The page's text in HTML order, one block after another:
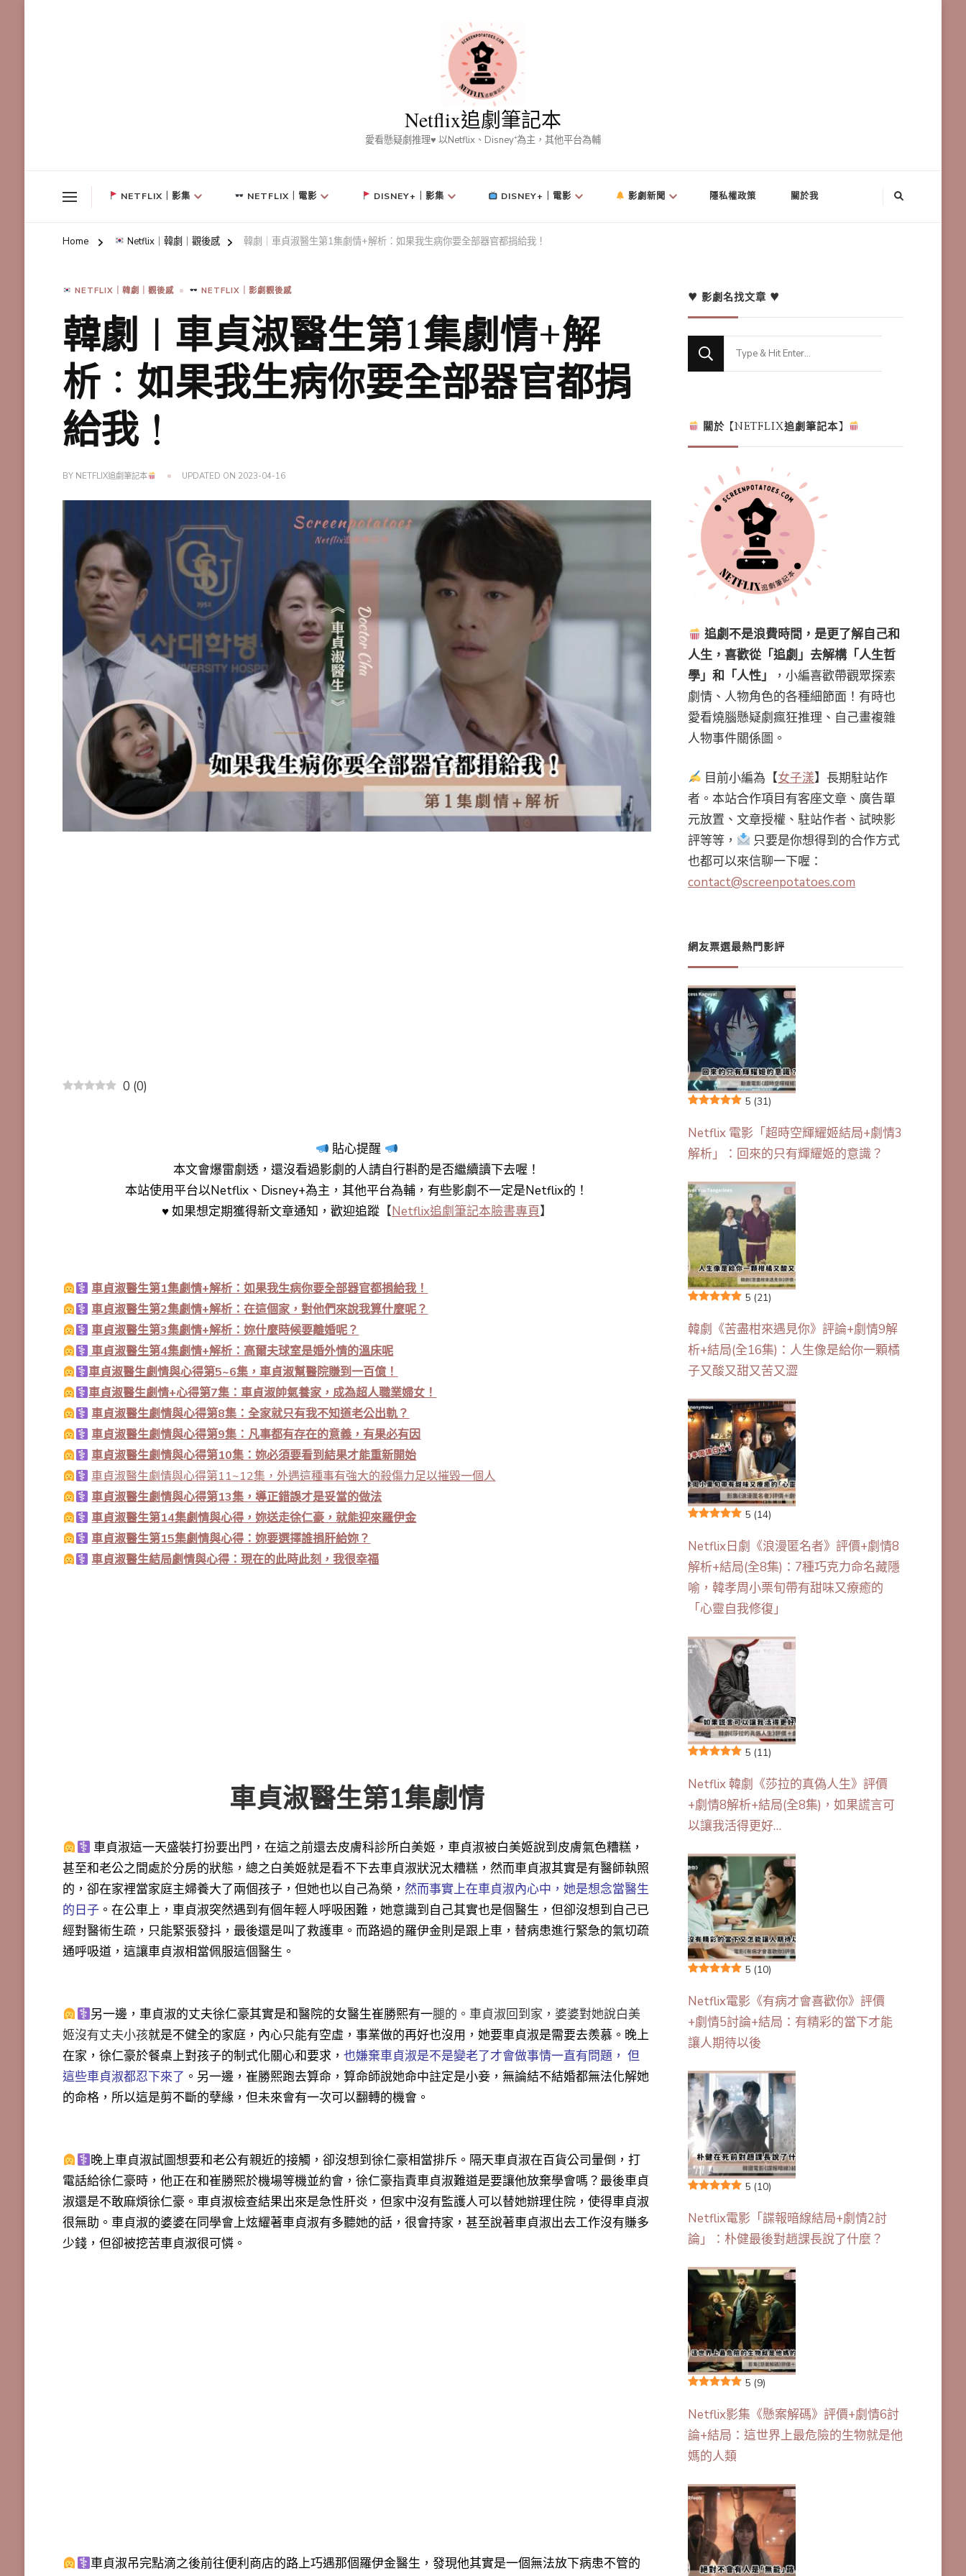
Netflix追劇筆記本
愛看懸疑劇推理♥ 以Netflix、Disney⁺為主，其他平台為輔
NETFLIX｜影集 NETFLIX｜電影 DISNEY+｜影集 DISNEY+｜電影 影劇新聞 隱私權政策 關於我
Home Netflix｜韓劇｜觀後感 韓劇｜車貞淑醫生第1集劇情+解析：如果我生病你要全部器官都捐給我！
NETFLIX｜韓劇｜觀後感 NETFLIX｜影劇觀後感
韓劇｜車貞淑醫生第1集劇情+解
析：如果我生病你要全部器官都捐
給我！
BY NETFLIX追劇筆記本 UPDATED ON 2023-04-16
0 (0)
貼心提醒
本文會爆雷劇透 ，還沒看過影劇的人請自行斟酌是否繼續讀下去喔！
本站使用平台以Netflix、Disney+為主，其他平台為輔，有些影劇不一定是Netflix的！
♥ 如果想定期獲得新文章通知，歡迎追蹤【Netflix追劇筆記本臉書專頁】
車貞淑醫生第1集劇情+解析：如果我生病你要全部器官都捐給我！
車貞淑醫生第2集劇情+解析：在這個家，對他們來說我算什麼呢？
車貞淑醫生第3集劇情+解析：妳什麼時候要離婚呢？
車貞淑醫生第4集劇情+解析：高爾夫球室是婚外情的溫床呢
車貞淑醫生劇情與心得第5~6集，車貞淑幫醫院賺到一百億！
車貞淑醫生劇情+心得第7集：車貞淑帥氣養家，成為超人職業婦女！
車貞淑醫生劇情與心得第8集：全家就只有我不知道老公出軌？
車貞淑醫生劇情與心得第9集：凡事都有存在的意義，有果必有因
車貞淑醫生劇情與心得第10集：妳必須要看到結果才能重新開始
車貞淑醫生劇情與心得第11~12集，外遇這種事有強大的殺傷力足以摧毀一個人
車貞淑醫生劇情與心得第13集，導正錯誤才是妥當的做法
車貞淑醫生第14集劇情與心得，妳送走徐仁豪，就能迎來羅伊金
車貞淑醫生第15集劇情與心得：妳要選擇誰捐肝給妳？
車貞淑醫生結局劇情與心得：現在的此時此刻，我很幸福
車貞淑醫生第1集劇情
車貞淑這一天盛裝打扮要出門，在這之前還去皮膚科診所白美姬，車貞淑被白美姬說到皮膚氣色糟糕，
甚至和老公之間處於分房的狀態， 總之白美姬就是看不下去車貞淑狀況太糟糕，然而車貞淑其實是有醫師執照
的，卻在家裡當家庭主婦養大了兩個孩子，但她也以自己為榮， 然而事實上在車貞淑內心中，她是想念當醫生
的日子。在公車上，車貞淑突然遇到有個年輕人呼吸困難，她意識到自己其實也是個醫生，但卻沒想到自己已
經對醫術生疏，只能緊張發抖，最後還是叫了救護車。而路過的羅伊金則是跟上車，替病患進行緊急的氣切疏
通呼吸道，這讓車貞淑相當佩服這個醫生。
另一邊，車貞淑的丈夫徐仁豪其實是和醫院的女醫生崔勝熙有一腿的。車貞淑回到家，婆婆對她說白美
姬沒有丈夫小孩就是不健全的家庭，內心只能有空虛，事業做的再好也沒用，她要車貞淑是需要去羨慕。晚上
在家，徐仁豪於餐桌上對孩子的制式化關心和要求， 也嫌棄車貞淑是不是變老了才會做事情一直有問題， 但
這些車貞淑都忍下來了 。另一邊，崔勝熙跑去算命，算命師說她命中註定是小妾，無論結不結婚都無法化解她
的命格，所以這是剪不斷的孽緣，但未來會有一次可以翻轉的機會。
晚上車貞淑試圖想要和老公有親近的接觸，卻沒想到徐仁豪相當排斥。隔天車貞淑在百貨公司暈倒，打
電話給徐仁豪時，他正在和崔勝熙於機場等機並約會，徐仁豪指責車貞淑難道是要讓他放棄學會嗎？最後車貞
淑還是不敢麻煩徐仁豪。車貞淑檢查結果出來是急性肝炎，但家中沒有監護人可以替她辦理住院，使得車貞淑
很無助。車貞淑的婆婆在同學會上炫耀著車貞淑有多聽她的話，很會持家，甚至說著車貞淑出去工作沒有賺多
少錢，但卻被挖苦車貞淑很可憐。
車貞淑吊完點滴之後前往便利商店的路上巧遇那個羅伊金醫生，發現他其實是一個無法放下病患不管的
♥ 影劇名找文章 ♥
Looking
關於【NETFLIX追劇筆記本】
追劇不是浪費時間，是更了解自己和
人生，喜歡從「追劇」去解構「人生哲
學」和「人性」
，小編喜歡帶觀眾探索
劇情、人物角色的各種細節面！有時也
愛看燒腦懸疑劇瘋狂推理、自己畫複雜
人物事件關係圖。
目前小編為【女子漾】長期駐站作
者。本站合作項目有客座文章、廣告單
元放置、文章授權、駐站作者、試映影
評等等，
只要是你想得到的合作方式
也都可以來信聊一下喔：
contact@screenpotatoes.com
網友票選最熱門影評
5 (31)
Netflix 電影「超時空輝耀姬結局+劇情3
解析」：回來的只有輝耀姬的意識？
5 (21)
韓劇《苦盡柑來遇見你》評論+劇情9解
析+結局(全16集)：人生像是給你一顆橘
子又酸又甜又苦又澀
5 (14)
Netflix日劇《浪漫匿名者》評價+劇情8
解析+結局(全8集)：7種巧克力命名藏隱
喻，韓孝周小栗旬帶有甜味又療癒的
「心靈自我修復」
5 (11)
Netflix 韓劇《莎拉的真偽人生》評價
+劇情8解析+結局(全8集)，如果謊言可
以讓我活得更好…
5 (10)
Netflix電影《有病才會喜歡你》評價
+劇情5討論+結局：有精彩的當下才能
讓人期待以後
5 (10)
Netflix電影「諜報暗線結局+劇情2討
論」：朴健最後對趙課長說了什麼？
5 (9)
Netflix影集《懸案解碼》評價+劇情6討
論+結局：這世界上最危險的生物就是他
媽的人類